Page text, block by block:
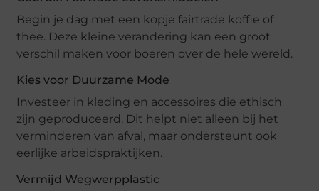
Begin je dag met een kopje fairtrade koffie of
thee. Deze kleine verandering kan een groot
verschil maken voor boeren over de hele wereld.
Kies voor Duurzame Mode
Investeer in kleding en accessoires die ethisch
zijn geproduceerd. Dit helpt niet alleen bij het
verminderen van afval, maar ondersteunt ook
eerlijke arbeidspraktijken.
Vermijd Wegwerpplastic